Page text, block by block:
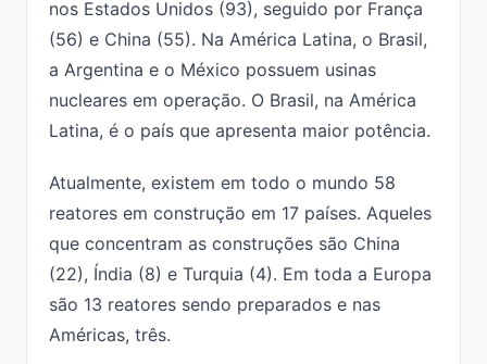
nos Estados Unidos (93), seguido por França
(56) e China (55). Na América Latina, o Brasil,
a Argentina e o México possuem usinas
nucleares em operação. O Brasil, na América
Latina, é o país que apresenta maior potência.
Atualmente, existem em todo o mundo 58
reatores em construção em 17 países. Aqueles
que concentram as construções são China
(22), Índia (8) e Turquia (4). Em toda a Europa
são 13 reatores sendo preparados e nas
Américas, três.